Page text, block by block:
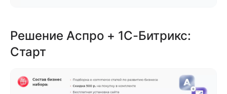
Решение Аспро + 1С-Битрикс:
Старт